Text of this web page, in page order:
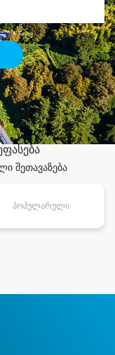
შეთავაზება
პოპულარული